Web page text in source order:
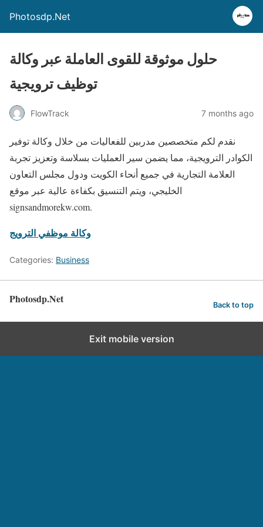
Photosdp.Net
حلول موثوقة للقوى العاملة عبر وكالة
توظيف ترويجية
FlowTrack 7 months ago
نقدم لكم متخصصين مدربين للفعاليات من خلال وكالة توفير
الكوادر الترويجية، مما يضمن سير العمليات بسلاسة وتعزيز تجربة
العلامة التجارية في جميع أنحاء الكويت ودول مجلس التعاون
الخليجي، ويتم التنسيق بكفاءة عالية عبر موقع
signsandmorekw.com.
وكالة موظفي الترويج
Categories: Business
Photosdp.Net Back to top
Exit mobile version